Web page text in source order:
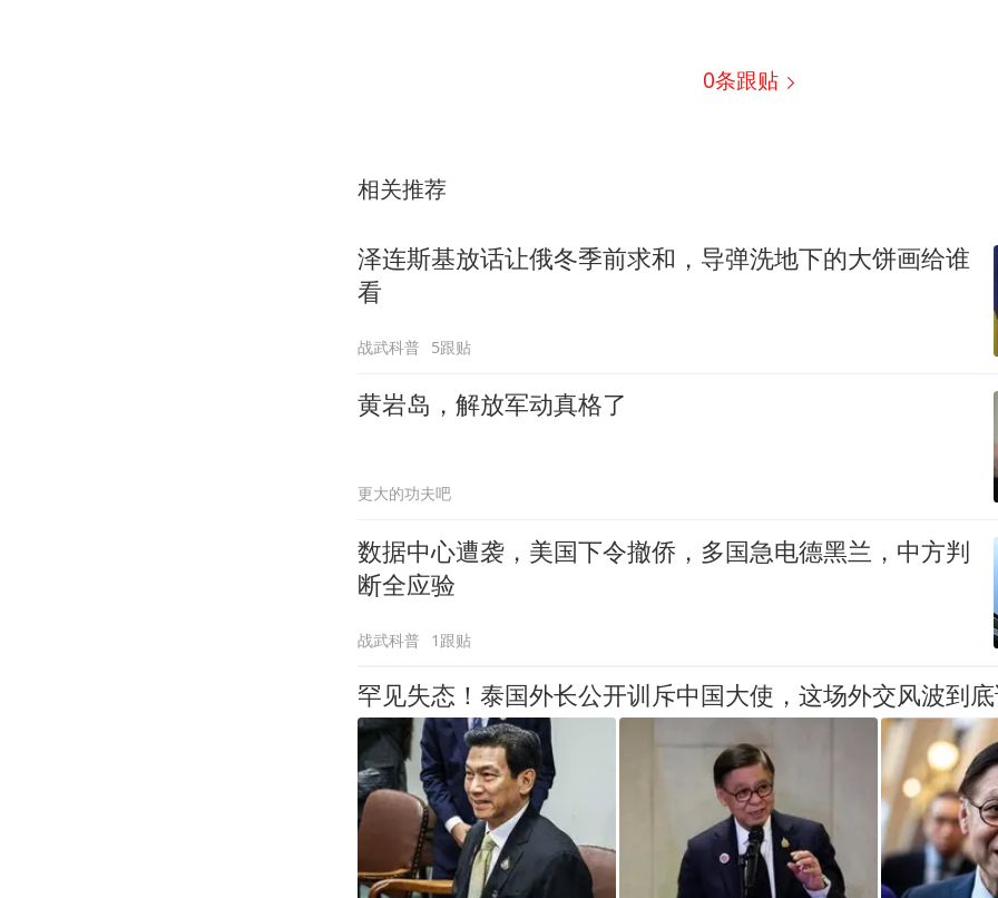
0条跟贴
相关推荐
泽连斯基放话让俄冬季前求和，导弹洗地下的大饼画给谁
看
战武科普 5跟贴
黄岩岛，解放军动真格了
更大的功夫吧
数据中心遭袭，美国下令撤侨，多国急电德黑兰，中方判
断全应验
战武科普 1跟贴
罕见失态！泰国外长公开训斥中国大使，这场外交风波到